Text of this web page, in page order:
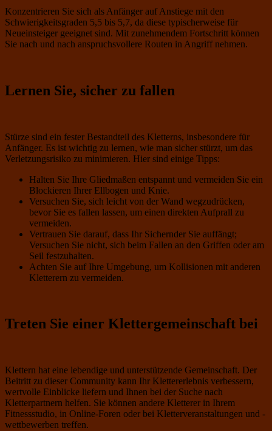
Konzentrieren Sie sich als Anfänger auf Anstiege mit den
Schwierigkeitsgraden 5,5 bis 5,7, da diese typischerweise für
Neueinsteiger geeignet sind. Mit zunehmendem Fortschritt können
Sie nach und nach anspruchsvollere Routen in Angriff nehmen.
Lernen Sie, sicher zu fallen
Stürze sind ein fester Bestandteil des Kletterns, insbesondere für
Anfänger. Es ist wichtig zu lernen, wie man sicher stürzt, um das
Verletzungsrisiko zu minimieren. Hier sind einige Tipps:
Halten Sie Ihre Gliedmaßen entspannt und vermeiden Sie ein
Blockieren Ihrer Ellbogen und Knie.
Versuchen Sie, sich leicht von der Wand wegzudrücken,
bevor Sie es fallen lassen, um einen direkten Aufprall zu
vermeiden.
Vertrauen Sie darauf, dass Ihr Sichernder Sie auffängt;
Versuchen Sie nicht, sich beim Fallen an den Griffen oder am
Seil festzuhalten.
Achten Sie auf Ihre Umgebung, um Kollisionen mit anderen
Kletterern zu vermeiden.
Treten Sie einer Klettergemeinschaft bei
Klettern hat eine lebendige und unterstützende Gemeinschaft. Der
Beitritt zu dieser Community kann Ihr Klettererlebnis verbessern,
wertvolle Einblicke liefern und Ihnen bei der Suche nach
Kletterpartnern helfen. Sie können andere Kletterer in Ihrem
Fitnessstudio, in Online-Foren oder bei Kletterveranstaltungen und -
wettbewerben treffen.